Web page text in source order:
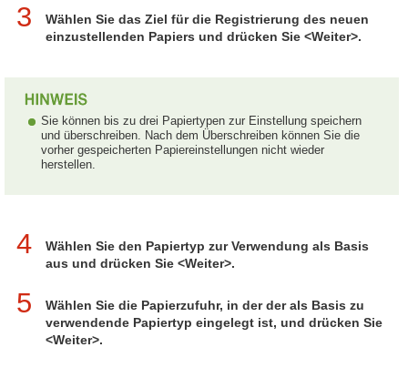
3
Wählen Sie das Ziel für die Registrierung des neuen
einzustellenden Papiers und drücken Sie <Weiter>.
Sie können bis zu drei Papiertypen zur Einstellung speichern
und überschreiben. Nach dem Überschreiben können Sie die
vorher gespeicherten Papiereinstellungen nicht wieder
herstellen.
4
Wählen Sie den Papiertyp zur Verwendung als Basis
aus und drücken Sie <Weiter>.
5
Wählen Sie die Papierzufuhr, in der der als Basis zu
verwendende Papiertyp eingelegt ist, und drücken Sie
<Weiter>.